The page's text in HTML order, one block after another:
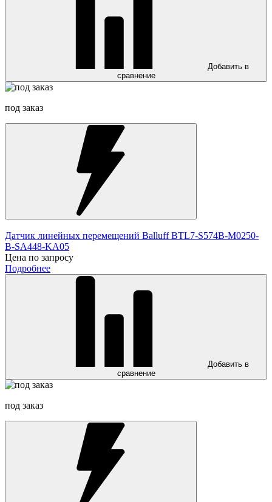
Добавить в
сравнение
под заказ
Датчик линейных перемещений Balluff BTL7-S574B-M0250-
B-SA448-KA05
Цена по запросу
Подробнее
Добавить в
сравнение
под заказ